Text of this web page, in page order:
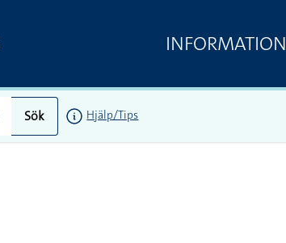
INFORMATION
Sök Hjälp/Tips